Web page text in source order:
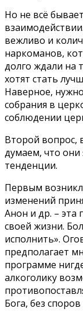
Но не всё
вежливо и
наркоманов,
долго ждали на
хотят стать
Наверное,
собрания в
соблюдении
Второй вопрос,
думаем, что они
тенденции.
Первым
изменений
Анон и др. – эта
своей жизни.
исполнить».
предполагает
программе
алкоголику
Бога, без